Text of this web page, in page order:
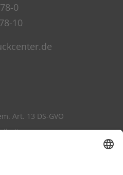
0
10
Art. 13 DS-GVO